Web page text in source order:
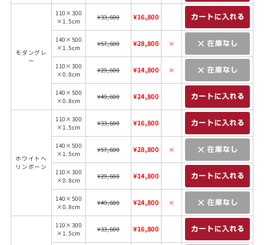
モダングレ
ー
110×300
×1.5cm
¥33,600 ¥16,800
140×500
×1.5cm
¥57,600 ¥28,800 ×
110×300
×0.8cm
¥29,600 ¥14,800 ×
140×500
×0.8cm
¥49,600 ¥24,800
ホワイトヘ
リンボーン
110×300
×1.5cm
¥33,600 ¥16,800
140×500
×1.5cm
¥57,600 ¥28,800 ×
110×300
×0.8cm
¥29,600 ¥14,800
140×500
×0.8cm
¥49,600 ¥24,800 ×
110×300
×1.5cm
¥33,600 ¥16,800